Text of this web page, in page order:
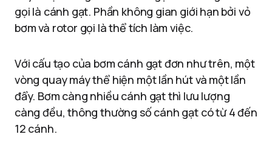
gọi là cánh gạt. Phần không gian giới hạn bởi vỏ
bơm và rotor gọi là thể tích làm việc.
Với cấu tạo của bơm cánh gạt đơn như trên, một
vòng quay máy thể hiện một lần hút và một lần
đẩy. Bơm càng nhiều cánh gạt thì lưu lượng
càng đều, thông thường số cánh gạt có từ 4 đến
12 cánh.